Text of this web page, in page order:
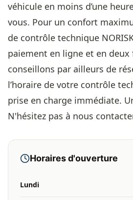
véhicule en moins d’une
vous. Pour un confort
de contrôle technique
paiement en ligne et en deux
conseillons par ailleurs de
l’horaire de votre contrôle
prise en charge immédiate.
N'hésitez pas à nous
Horaires d'ouverture
Lundi